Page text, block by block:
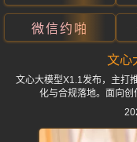
微信约啪
文心
文心大模型X1.1发布，主打
化与合规落地。面向创